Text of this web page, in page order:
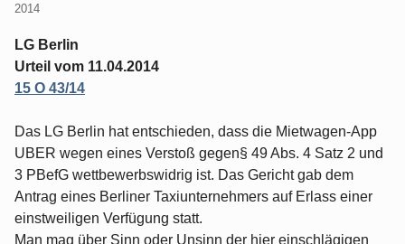
2014
LG Berlin
Urteil vom 11.04.2014
15 O 43/14
Das LG Berlin hat entschieden, dass die Mietwagen-App
UBER wegen eines Verstoß gegen§ 49 Abs. 4 Satz 2 und
3 PBefG wettbewerbswidrig ist. Das Gericht gab dem
Antrag eines Berliner Taxiunternehmers auf Erlass einer
einstweiligen Verfügung statt.
Man mag über Sinn oder Unsinn der hier einschlägigen